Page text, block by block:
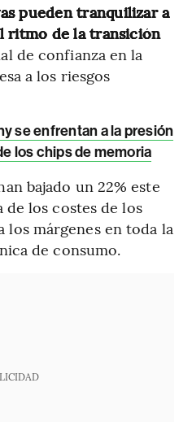
pueden tranquilizar a
ritmo de la transición
de confianza en la
a los riesgos
se enfrentan a la presión
los chips de memoria
bajado un 22% este
de los costes de los
márgenes en toda la
de consumo.